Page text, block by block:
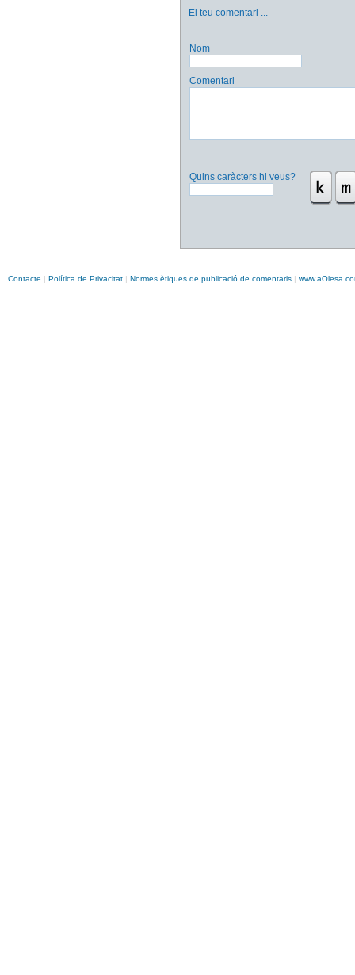
El teu comentari ...
Nom
Comentari
Quins caràcters hi veus?
Contacte | Política de Privacitat | Normes ètiques de publicació de comentaris | www.aOlesa